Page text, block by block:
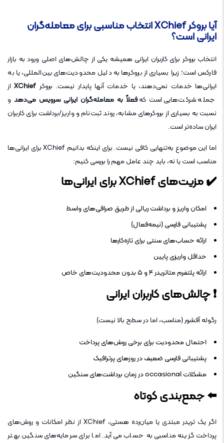
آیا بروکر XChief انتخاب مناسبی برای معامله‌گران
ایرانی است؟
انتخاب بروکر برای کاربران ایرانی همیشه یکی از چالش‌های اصلی ورود به بازار
فارکس است؛ زیرا بسیاری از بروکرها به دلیل محدودیت‌های بین‌المللی، یا به
ایرانی‌ها خدمات نمی‌دهند، یا خدمات آنها پایدار نیست. بروکر XChiefاز
جمله شرکت‌هایی است کهفعلاً به معامله‌گران ایرانی سرویس می‌دهد و
نسبت به بسیاری از بروکرهای مشابه، روند ثبت‌نام و واریز/برداشت برای کاربران
ایران ساده‌تر است.
اما این موضوع به‌تنهایی کافی نیست. برای اینکه بدانیم XChief برای ایرانی‌ها
مناسب است یا نه، باید چند عامل مهم را بررسی کنیم:
✔️مزیت‌های XChief برای ایرانی‌ها
امکان واریز و برداشت ریالی از طریق صرافی‌های واسط
پشتیبانی فارسی (نیمه‌فعال)
ارائه حساب‌های سنتی برای تازه‌کارها
حداقل واریزی پایین
ارائه پلتفرم متاتریدر ۴ و ۵ بدون محدودیت‌های خاص
❗چالش‌های کاربران ایرانی
رگوله آفشور (مناسب، اما در سطح بالا نیست)
احتمال محدودیت برای برخی روش‌های پرداخت
پشتیبانی فارسی ضعیف در روزهای پرترافیک
مشکلات occasional در زمان برداشت‌های سنگین
⬅️جمع‌بندی کوتاه
اگر یک تریدر مبتدی یا میان‌رده هستی، XChief از نظر امکانات و روش‌های
پرداخت گزینه مناسبی به حساب می‌آید. اما برای سرمایه‌های سنگین بهتر